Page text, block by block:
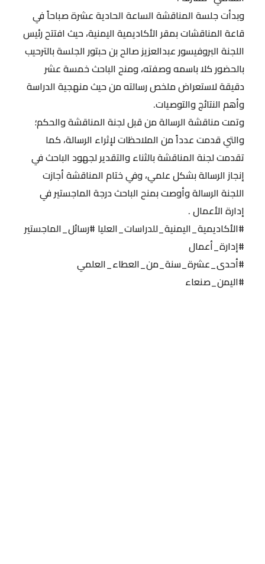
وبدأت جلسة المناقشة الساعة الحادية عشرة صباحاً في
قاعة المناقشات بمقر الأكاديمية اليمنية، حيث افتتح رئيس
اللجنة البروفيسور عبدالعزيز صالح بن حبتور الجلسة بالترحيب
بالحضور كلا باسمه وصفته، ومنح الباحث خمسة عشر
دقيقة لاستعراض ملخص رسالته من حيث منهجية الدراسة
وأهم النتائج والتوصيات.
وتمت مناقشة الرسالة من قبل لجنة المناقشة والحكم؛
والتي قدمت عدداً من الملاحظات لإثراء الرسالة، كما
تقدمت لجنة المناقشة بالثناء والتقدير لجهود الباحث في
إنجاز الرسالة بشكل علمي، وفي ختام المناقشة أجازت
اللجنة الرسالة وأوصت بمنح الباحث درجة الماجستير في
إدارة الأعمال .
#الأكاديمية_اليمنية_للدراسات_العليا #رسائل_الماجستير
#إدارة_أعمال
#أحدى_عشرة_سنة_من_العطاء_العلمي
#اليمن_صنعاء